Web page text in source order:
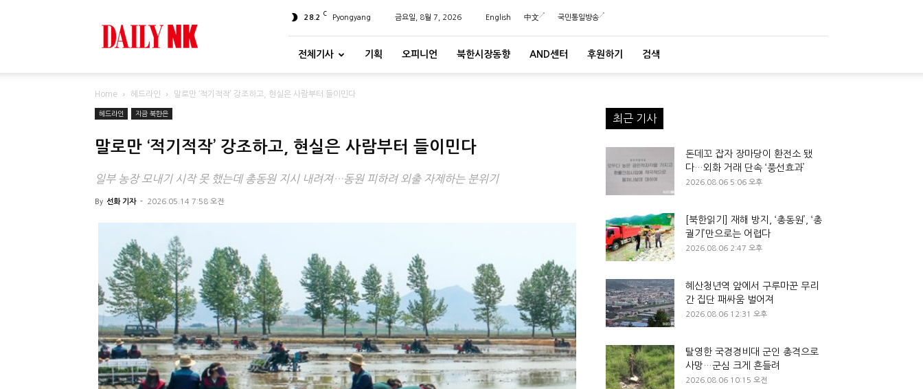
28.2 C Pyongyang 금요일, 8월 7, 2026 English 中文 국민통일방송
전체기사 기획 오피니언 북한시장동향 AND센터 후원하기 검색
Home 헤드라인 말로만 ‘적기적작’ 강조하고, 현실은 사람부터 들이민다
헤드라인 지금 북한은
말로만 ‘적기적작’ 강조하고, 현실은 사람부터 들이민다
일부 농장 모내기 시작 못 했는데 총동원 지시 내려져…동원 피하려 외출 자제하는 분위기
By 선화 기자 - 2026.05.14 7:58 오전
최근 기사
돈데꼬 잡자 장마당이 환전소 됐
다…외화 거래 단속 ‘풍선효과’
2026.08.06 5:06 오후
[북한읽기] 재해 방지, ‘총동원’, ‘총
궐기’만으로는 어렵다
2026.08.06 2:47 오후
혜산청년역 앞에서 구루마꾼 무리
간 집단 패싸움 벌어져
2026.08.06 12:31 오후
탈영한 국경경비대 군인 총격으로
사망…군심 크게 흔들려
2026.08.06 10:15 오전